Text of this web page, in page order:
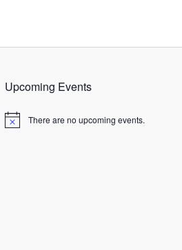
Upcoming Events
N
There are no upcoming events.